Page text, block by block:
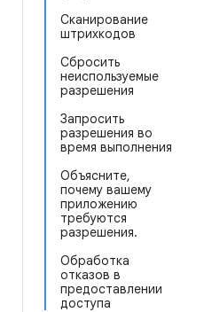
Сканирование
штрихкодов
Сбросить
неиспользуемые
разрешения
Запросить
разрешения во
время выполнения
Объясните,
почему вашему
приложению
требуются
разрешения.
Обработка
отказов в
предоставлении
доступа